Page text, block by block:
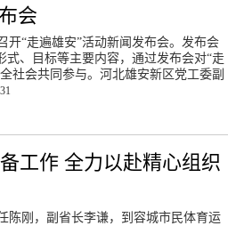
会
开“走遍雄安”活动新闻发布会。发布会
、目标等主要内容，通过发布会对“走
社会共同参与。河北雄安新区党工委副
工作 全力以赴精心组织
陈刚，副省长李谦，到容城市民体育运